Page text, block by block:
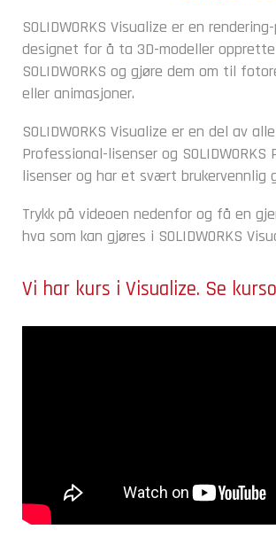
SOLIDWORKS Visualize er en
designet for å ta 3D-modeller
SOLIDWORKS og gjøre dem om til
eller animasjoner.
SOLIDWORKS Visualize er en del av alle
Professional-lisenser og SOLIDWORKS
lisenser og har et svært brukervennlig
Trykk på videoen nedenfor og få en
hva som kan gjøres i SOLIDWORKS
Vi har kurs i Visualize. Se